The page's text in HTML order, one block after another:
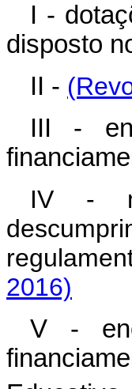
I -
disposto
II -
III -
IV -
2016)
V -